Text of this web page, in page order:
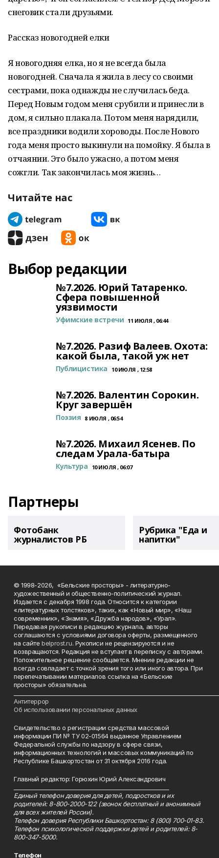
снеговик стали друзьями.
Рассказ новогодней елки
Я новогодняя елка, но я не всегда была
новогодней. Сначала я жила в лесу со своими
сестрами, пока однажды не случилась беда.
Перед Новым годом меня срубили и принесли в
дом, я сильно плакала. Потом меня нарядили,
все праздники водили хороводы. После Нового
года меня просто выкинули на помойку. Я была в
отчаянии. Это было ужасно, а потом меня
сожгли. Так закончилась моя жизнь…
Читайте нас
Выбор редакции
№7.2026. Юрий Татаренко.
Сфера повышенной
уязвимости
Уфимские встречи 11 ИЮЛЯ , 06:44
№7.2026. Разиф Валеев. Охота:
какой была, такой уж нет
Публицистика 10 ИЮЛЯ , 12:58
№7.2026. Валентин Сорокин.
Круг завершён
Поэзия 8 ИЮЛЯ , 06:54
№7.2026. Михаил Ясенев. По
следам Урала-батыра
Культура 10 ИЮЛЯ , 06:07
Партнеры
Фотобанк
журналистов РБ
Рубрика "Еда и
напитки"
© 1998-2026, «Бельские просторы» - литературно-
художественный и общественно-политический журнал.
Издается с декабря 1998 года. Относится к категории
«литературных толстяков», таких, как «Новый мир», «Наш
современник», «Знамя», «Дружба народов», «Урал».
Передавая рукописи в редакцию журнала, авторы
соглашаются с условиями договора оферты, размещенного
на сайтеbelprost.ru. Рукописи не рецензируются и не
возвращаются. Редакция не вступает в переписку с авторами.
Положительное решение сообщается. Мнение редакции не
всегда совпадает с точкой зрения того или иного автора. При
перепечатывании материалов ссылка на «Бельские
просторы» обязательна.
Антитеррор
Об использовании персональных данных
Свидетельство о регистрации средства массовой
информации ПИ № ТУ 02-01564 выданное Управлением
Федеральной службы по надзору в сфере связи,
информационных технологий и массовых коммуникаций по
Республике Башкортостан от 31 октября 2016 года.
Главный редактор: Горюхин Юрий Александрович
Единый телефон доверия для детей, подростков и их
родителей: 8-800-2000-122 (звонок бесплатный и анонимный
для всех жителей России).
Телефон доверия Республики Башкортостан: 8 (800) 700-01-83.
Телефон психологической поддержки детей и родителей: 8-
800-347-5000.
Телефон